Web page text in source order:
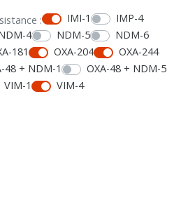
: IMI-1
IMP-4
4 NDM-5
NDM-6
181 OXA-204
OXA-244
48 + NDM-1
OXA-48 + NDM-5
VIM-1
VIM-4